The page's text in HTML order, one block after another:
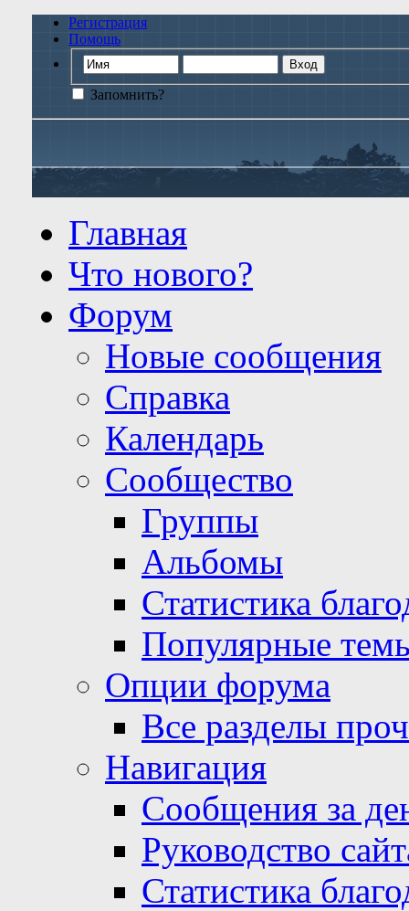
Регистрация
Помощь
Запомнить?
Главная
Что нового?
Форум
Новые сообщения
Справка
Календарь
Сообщество
Группы
Альбомы
Статистика
Популярные
Опции форума
Все разделы
Навигация
Сообщения за
Руководство
Статистика